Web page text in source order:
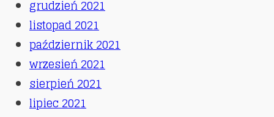
grudzień 2021
listopad 2021
październik 2021
wrzesień 2021
sierpień 2021
lipiec 2021